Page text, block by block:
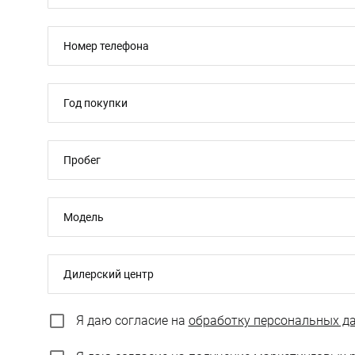
Номер телефона
Год покупки
Пробег
Модель
Дилерский центр
Я даю согласие на обработку персональных